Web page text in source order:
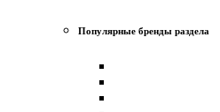
Популярные бренды раздела